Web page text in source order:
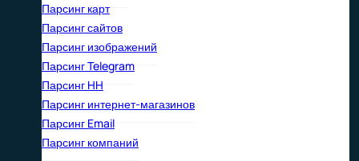
Парсинг карт
Парсинг сайтов
Парсинг изображений
Парсинг Telegram
Парсинг HH
Парсинг интернет-магазинов
Парсинг Email
Парсинг компаний